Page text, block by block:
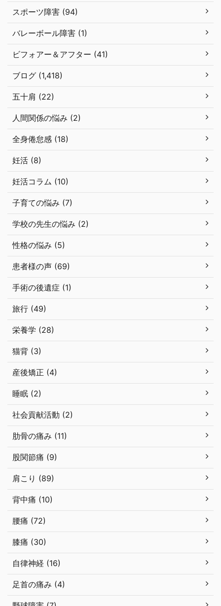
スポーツ障害 (94)
バレーボール障害 (1)
ビフォアー＆アフター (41)
ブログ (1,418)
五十肩 (22)
人間関係の悩み (2)
全身倦怠感 (18)
妊活 (8)
妊活コラム (10)
子育ての悩み (7)
学校の先生の悩み (2)
性格の悩み (5)
患者様の声 (69)
手術の後遺症 (1)
旅行 (49)
栄養学 (28)
猫背 (3)
産後矯正 (4)
睡眠 (2)
社会貢献活動 (2)
肋骨の痛み (11)
股関節痛 (9)
肩こり (89)
背中痛 (10)
腰痛 (72)
膝痛 (30)
自律神経 (16)
足首の痛み (4)